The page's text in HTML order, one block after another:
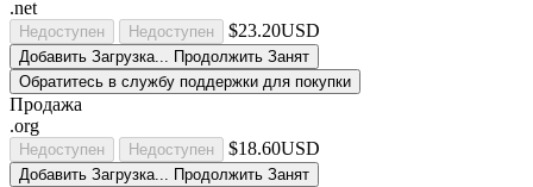
.net
Недоступен Недоступен $23.20USD
Добавить Загрузка... Продолжить Занят
Обратитесь в службу поддержки для покупки
Продажа
.org
Недоступен Недоступен $18.60USD
Добавить Загрузка... Продолжить Занят